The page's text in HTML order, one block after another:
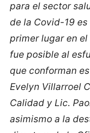
para el sector
de la Covid-19
primer lugar en
fue posible al
que conforman
Evelyn Villarroel
Calidad y Lic.
asimismo a la